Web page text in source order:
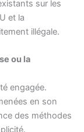
sur les
et la
illégale.
ou la
engagée.
en son
des méthodes